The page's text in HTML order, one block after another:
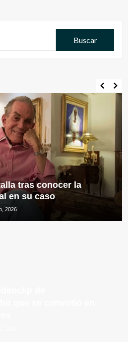
tras conocer la
en su caso
2026